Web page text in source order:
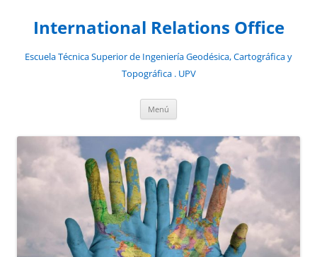
contenido
International Relations Office
Escuela Técnica Superior de Ingeniería Geodésica, Cartográfica y
Topográfica . UPV
Menú